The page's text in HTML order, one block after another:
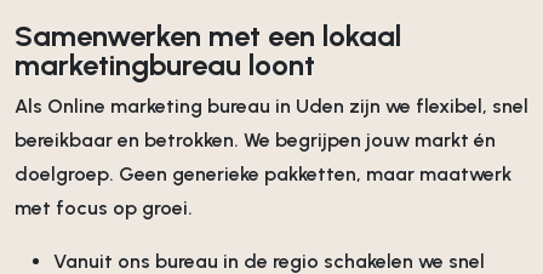
Samenwerken met een lokaal
marketingbureau loont
Als Online marketing bureau in Uden zijn we flexibel, snel
bereikbaar en betrokken. We begrijpen jouw markt én
doelgroep. Geen generieke pakketten, maar maatwerk
met focus op groei.
Vanuit ons bureau in de regio schakelen we snel